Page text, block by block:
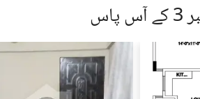
اتھارٹی سے رجوع کر کے جائیداد پر کسی بھی
بھی اکیلے نہ جائیں، کسی قابل اعتماد شخص کو
قابلِ اعتبار نہ ہو، اپنی ذاتی یا مالی